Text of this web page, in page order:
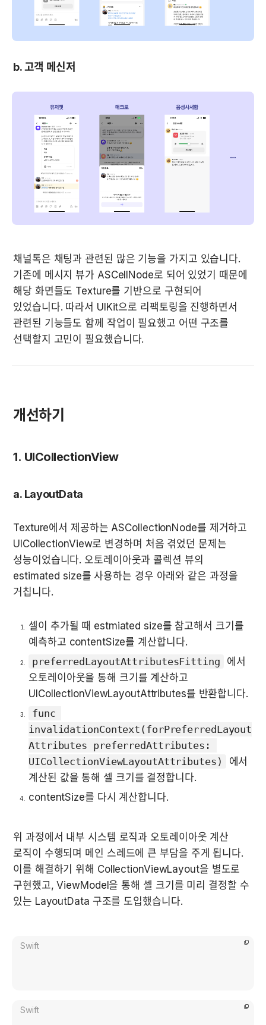
b. 고객 메신저
채널톡은 채팅과 관련된 많은 기능을 가지고 있습니다.
기존에 메시지 뷰가 ASCellNode로 되어 있었기 때문에
해당 화면들도 Texture를 기반으로 구현되어
있었습니다. 따라서 UIKit으로 리팩토링을 진행하면서
관련된 기능들도 함께 작업이 필요했고 어떤 구조를
선택할지 고민이 필요했습니다.
개선하기
1. UICollectionView
a. LayoutData
Texture에서 제공하는 ASCollectionNode를 제거하고
UICollectionView로 변경하며 처음 겪었던 문제는
estimated size를 사용하는 경우 아래와 같은 과정을
거칩니다.
셀이 추가될 때 estmiated size를 참고해서 크기를
예측하고 contentSize를 계산합니다.
preferredLayoutAttributesFitting
에서
오토레이아웃을 통해 크기를 계산하고
UICollectionViewLayoutAttributes를 반환합니다.
func
invalidationContext(forPreferredLayout
Attributes preferredAttributes:
UICollectionViewLayoutAttributes)
에서
계산된 값을 통해 셀 크기를 결정합니다.
contentSize를 다시 계산합니다.
위 과정에서 내부 시스템 로직과 오토레이아웃 계산
로직이 수행되며 메인 스레드에 큰 부담을 주게 됩니다.
이를 해결하기 위해 CollectionViewLayout을 별도로
구현했고, ViewModel을 통해 셀 크기를 미리 결정할 수
있는 LayoutData 구조를 도입했습니다.
Swift
Swift